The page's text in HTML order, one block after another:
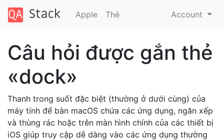
Apple Thẻ Account
Câu hỏi được gắn thẻ
«dock»
Thanh trong suốt đặc biệt (thường ở dưới cùng) của
máy tính để bàn macOS chứa các ứng dụng, ngăn xếp
và thùng rác hoặc trên màn hình chính của các thiết bị
iOS giúp truy cập dễ dàng vào các ứng dụng thường